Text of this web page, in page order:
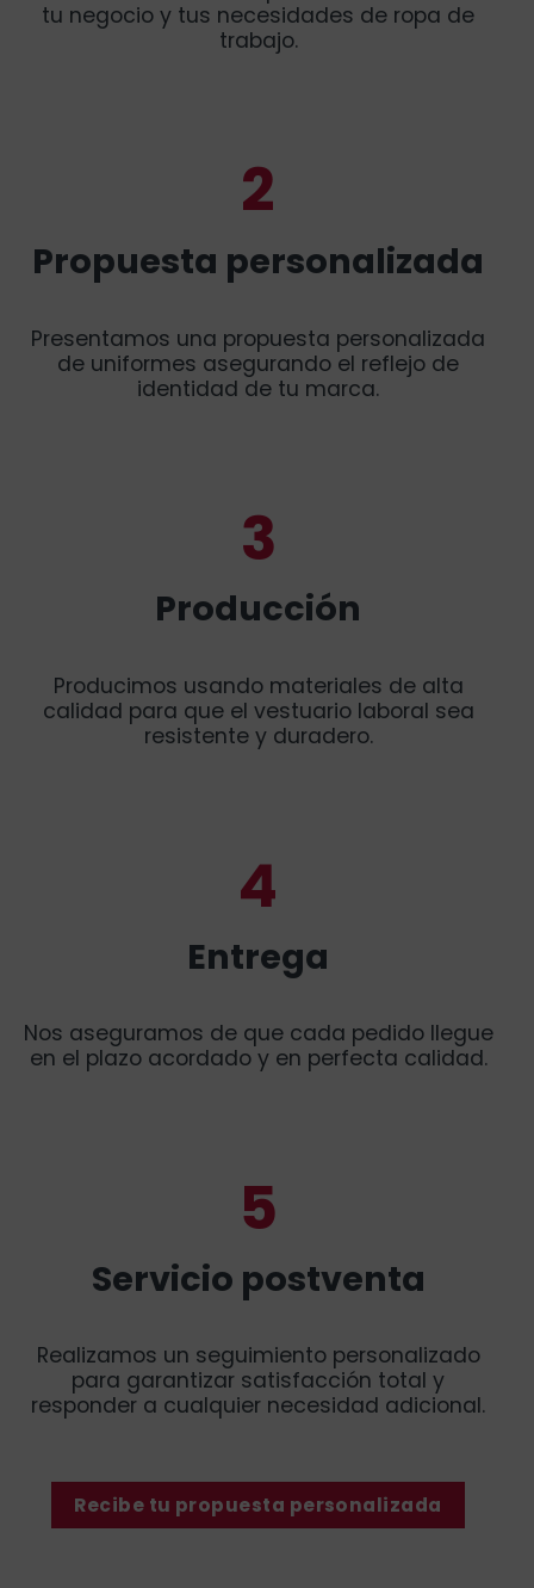
tu negocio y tus necesidades de ropa de
trabajo.
2
Propuesta personalizada
Presentamos una propuesta personalizada
de uniformes asegurando el reflejo de
identidad de tu marca.
3
Producción
Producimos usando materiales de alta
calidad para que el vestuario laboral sea
resistente y duradero.
4
Entrega
Nos aseguramos de que cada pedido llegue
en el plazo acordado y en perfecta calidad.
5
Servicio postventa
Realizamos un seguimiento personalizado
para garantizar satisfacción total y
responder a cualquier necesidad adicional.
Recibe tu propuesta personalizada